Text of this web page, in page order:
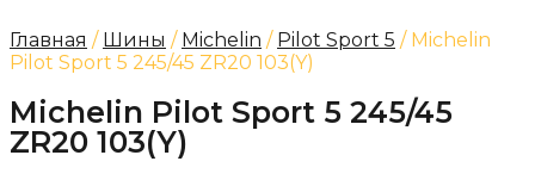
Главная / Шины / Michelin / Pilot Sport 5 / Michelin
Pilot Sport 5 245/45 ZR20 103(Y)
Michelin Pilot Sport 5 245/45
ZR20 103(Y)